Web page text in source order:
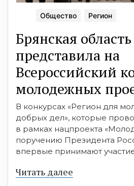
Общество Регион
Брянская область
представила на
Всероссийский
молодежных
В конкурсах «Регион для
добрых дел», которые
в рамках нацпроекта
поручению Президента
впервые принимают
Читать далее